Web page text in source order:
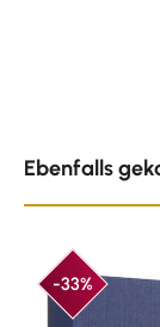
Ebenfalls
-33%